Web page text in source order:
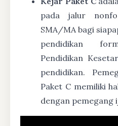
pada jalur
SMA/MA bagi
pendidikan
Pendidikan
pendidikan.
Paket C memiliki
dengan pemegang